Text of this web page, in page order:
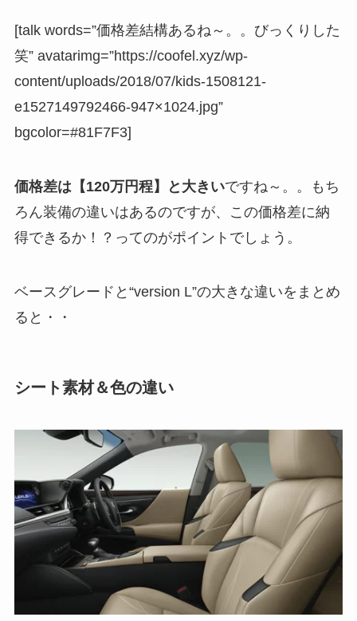
[talk words=”価格差結構あるね～。。びっくりした
笑” avatarimg=”https://coofel.xyz/wp-
content/uploads/2018/07/kids-1508121-
e1527149792466-947×1024.jpg”
bgcolor=#81F7F3]
価格差は【120万円程】と大きいですね～。。もち
ろん装備の違いはあるのですが、この価格差に納
得できるか！？ってのがポイントでしょう。
ベースグレードと“version L”の大きな違いをまとめ
ると・・
シート素材＆色の違い